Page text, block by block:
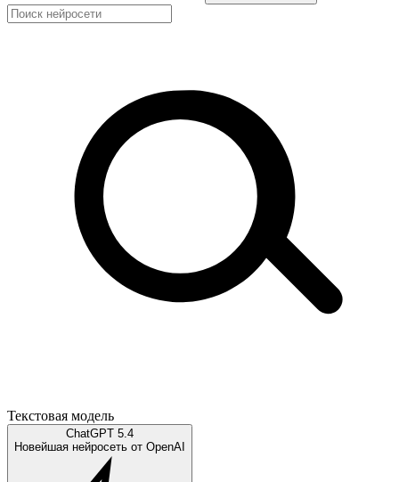
Текстовая модель
ChatGPT 5.4
Новейшая нейросеть от OpenAI